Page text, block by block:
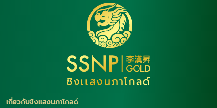
เกี่ยวกับซิงแสงนภาโกลด์